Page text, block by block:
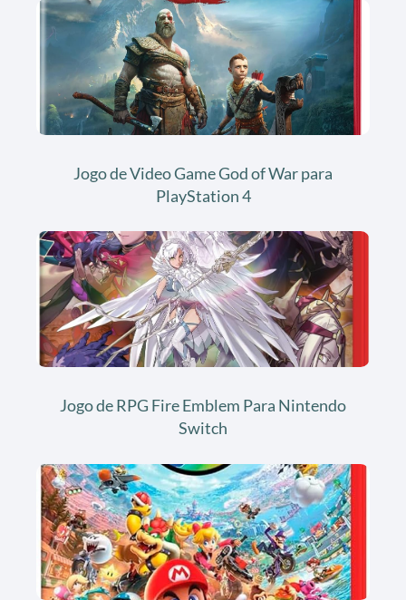
Jogo de Video Game God of War para
PlayStation 4
Jogo de RPG Fire Emblem Para Nintendo
Switch